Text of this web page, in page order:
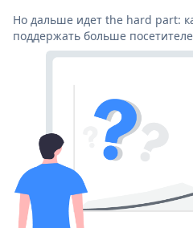
Но дальше идет the hard part:
поддержать больше